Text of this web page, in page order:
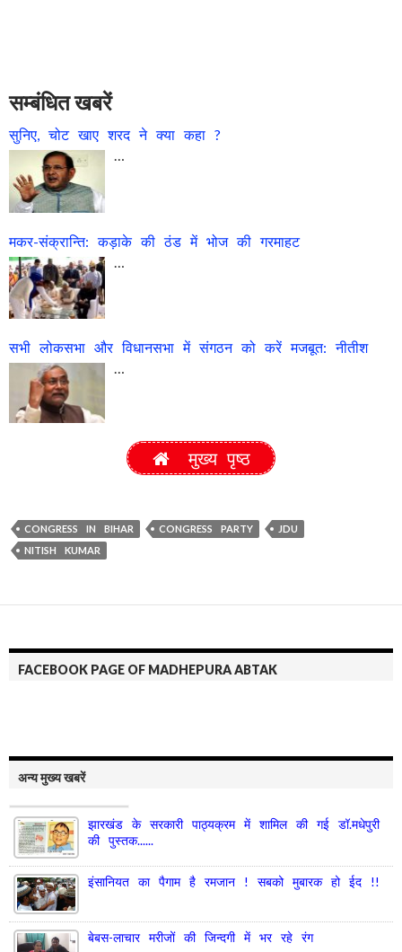
सम्बंधित खबरें
सुनिए, चोट खाए शरद ने क्या कहा ?
…
मकर-संक्रान्ति: कड़ाके की ठंड में भोज की गरमाहट
सभी लोकसभा और विधानसभा में संगठन को करें मजबूत: नीतीश
…
मुख्य पृष्ठ
CONGRESS IN BIHAR CONGRESS PARTY
JDU
NITISH KUMAR
FACEBOOK PAGE OF MADHEPURA ABTAK
अन्य मुख्य खबरें
झारखंड के सरकारी पाठ्यक्रम में शामिल की गई डॉ.मधेपुरी
की पुस्तक......
इंसानियत का पैगाम है रमजान ! सबको मुबारक हो ईद !!
बेबस-लाचार मरीजों की जिन्दगी में भर रहे रंग